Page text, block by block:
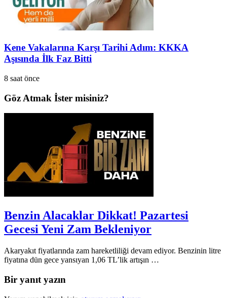
Kene Vakalarına Karşı Tarihi Adım: KKKA
Aşısında İlk Faz Bitti
8 saat önce
Göz Atmak İster misiniz?
Benzin Alacaklar Dikkat! Pazartesi
Gecesi Yeni Zam Bekleniyor
Akaryakıt fiyatlarında zam hareketliliği devam ediyor. Benzinin litre
fiyatına dün gece yansıyan 1,06 TL’lik artışın …
Bir yanıt yazın